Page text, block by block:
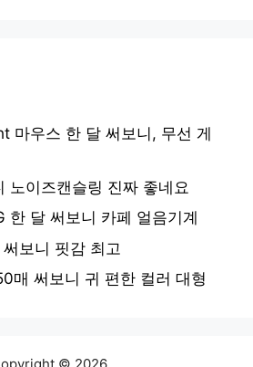
마우스 한 달 써보니, 무선 게
노이즈캔슬링 진짜 좋네요
한 달 써보니 카페 얼음기계
보니 핏감 최고
매 써보니 귀 편한 컬러 대형